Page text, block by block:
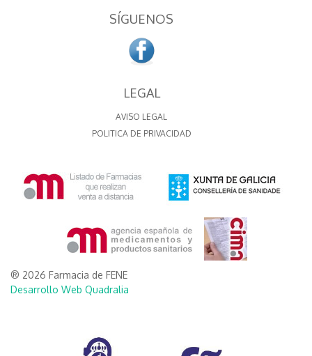
SÍGUENOS
LEGAL
AVISO LEGAL
POLITICA DE PRIVACIDAD
® 2026 Farmacia de FENE
Desarrollo Web Quadralia